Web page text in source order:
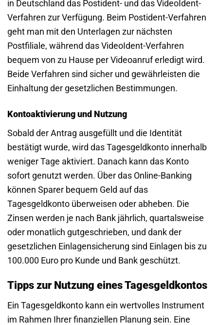
in Deutschland das Postident- und das VideoIdent-
Verfahren zur Verfügung. Beim Postident-Verfahren
geht man mit den Unterlagen zur nächsten
Postfiliale, während das VideoIdent-Verfahren
bequem von zu Hause per Videoanruf erledigt wird.
Beide Verfahren sind sicher und gewährleisten die
Einhaltung der gesetzlichen Bestimmungen.
Kontoaktivierung und Nutzung
Sobald der Antrag ausgefüllt und die Identität
bestätigt wurde, wird das Tagesgeldkonto innerhalb
weniger Tage aktiviert. Danach kann das Konto
sofort genutzt werden. Über das Online-Banking
können Sparer bequem Geld auf das
Tagesgeldkonto überweisen oder abheben. Die
Zinsen werden je nach Bank jährlich, quartalsweise
oder monatlich gutgeschrieben, und dank der
gesetzlichen Einlagensicherung sind Einlagen bis zu
100.000 Euro pro Kunde und Bank geschützt.
Tipps zur Nutzung eines Tagesgeldkontos
Ein Tagesgeldkonto kann ein wertvolles Instrument
im Rahmen Ihrer finanziellen Planung sein. Eine